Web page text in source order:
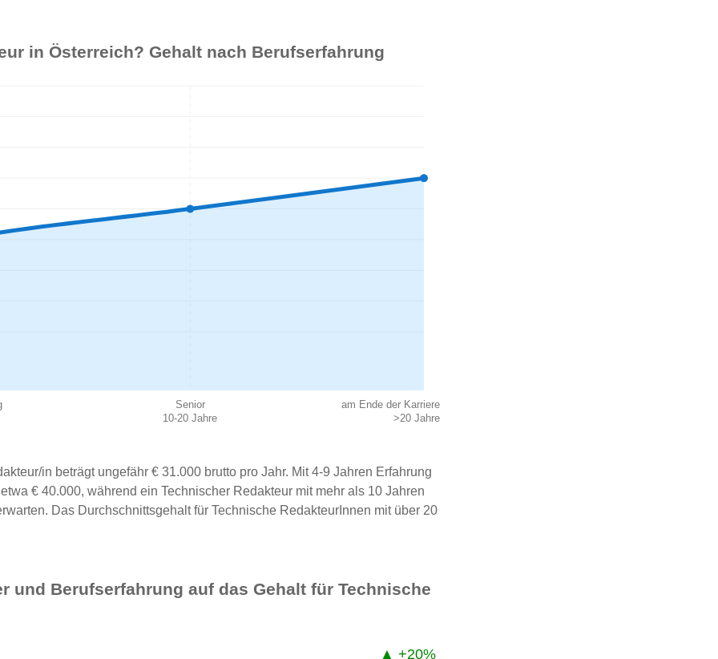
in Österreich? Gehalt nach Berufserfahrung
Senior
10-20 Jahre
am Ende der Karriere
>20 Jahre
in beträgt ungefähr € 31.000 brutto pro Jahr. Mit 4-9 Jahren Erfahrung
€ 40.000, während ein Technischer Redakteur mit mehr als 10 Jahren
Das Durchschnittsgehalt für Technische RedakteurInnen mit über 20
und Berufserfahrung auf das Gehalt für Technische
▲ +20%